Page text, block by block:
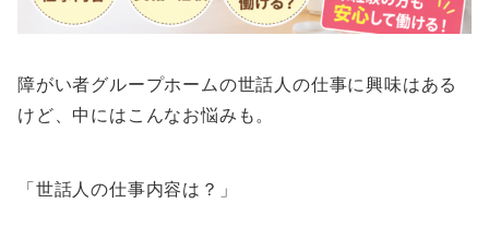
障がい者グループホームの世話人の仕事に興味はある
けど、中にはこんなお悩みも。
「世話人の仕事内容は？」